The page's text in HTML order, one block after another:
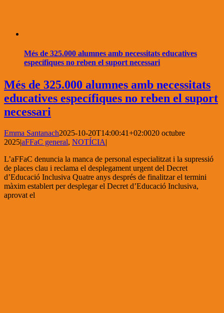
Més de 325.000 alumnes amb necessitats educatives
específiques no reben el suport necessari
Més de 325.000 alumnes amb necessitats
educatives específiques no reben el suport
necessari
Emma Santanach2025-10-20T14:00:41+02:0020 octubre
2025|aFFaC general, NOTÍCIA|
L’aFFaC denuncia la manca de personal especialitzat i la supressió
de places clau i reclama el desplegament urgent del Decret
d’Educació Inclusiva Quatre anys després de finalitzar el termini
màxim establert per desplegar el Decret d’Educació Inclusiva,
aprovat el